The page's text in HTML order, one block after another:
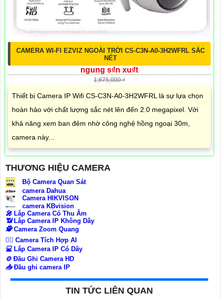
CAMERA WI-FI EZVIZ NGOÀI TRỜI CS-C3N-A0-3H2WFRL SẮC
NÉT
ngung s₫n xu₫t
1,675,000 ₫
Thiết bị Camera IP Wifi CS-C3N-A0-3H2WFRL là sự lựa chọn
hoàn hảo với chất lượng sắc nét lên đến 2.0 megapixel. Với
khả năng xem ban đêm nhờ công nghệ hồng ngoại 30m,
camera này...
THƯƠNG HIỆU CAMERA
Bộ Camera Quan Sát
camera Dahua
Camera HIKVISON
camera KBvision
️🎤️ Lắp Camera Có Thu Âm
📶 Lắp Camera IP Không Dây
🕵️Camera Zoom Quang
🧛‍♀️ Camera Tích Hợp AI
💻Lắp Camera IP Có Dây
⚙️Đầu Ghi Camera HD
📥Đầu ghi camera IP
TIN TỨC LIÊN QUAN